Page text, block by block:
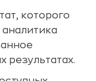
которого
аналитика
результатах.